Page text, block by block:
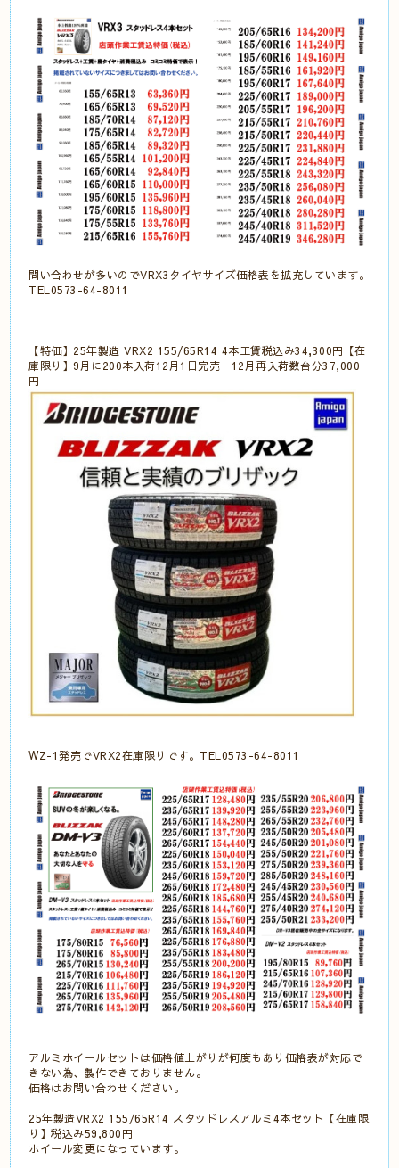
問い合わせが多いのでVRX3タイヤサイズ価格表を拡充しています。
TEL0573-64-8011
【特価】25年製造 VRX2 155/65R14 4本工賃税込み34,300円【在
庫限り】9月に200本入荷12月1日完売 12月再入荷数台分37,000
円
WZ-1発売でVRX2在庫限りです。TEL0573-64-8011
アルミホイールセットは価格値上がりが何度もあり価格表が対応で
きない為、製作できておりません。
価格はお問い合わせください。
25年製造VRX2 155/65R14 スタッドレスアルミ4本セット【在庫限
り】税込み59,800円
ホイール変更になっています。